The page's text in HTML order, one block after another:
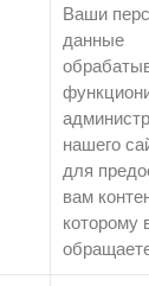
Ваши
данные
нашего
для
вам
которому